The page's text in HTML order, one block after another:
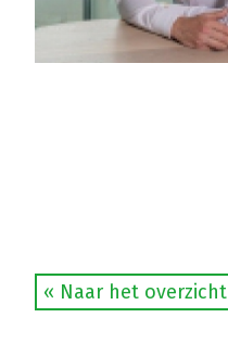
« Naar het overzicht